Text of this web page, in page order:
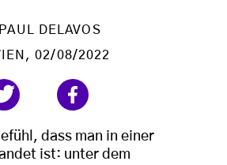
PAUL DELAVOS
, 02/08/2022
dass man in einer
ist: unter dem